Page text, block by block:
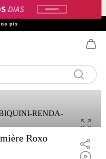
no pix
Roxo